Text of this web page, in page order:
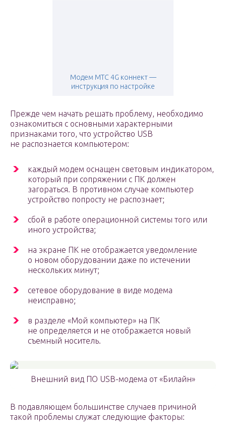
Модем МТС 4G коннект —
инструкция по настройке
Прежде чем начать решать проблему, необходимо
ознакомиться с основными характерными
признаками того, что устройство USB
не распознается компьютером:
каждый модем оснащен световым индикатором,
который при сопряжении с ПК должен
загораться. В противном случае компьютер
устройство попросту не распознает;
сбой в работе операционной системы того или
иного устройства;
на экране ПК не отображается уведомление
о новом оборудовании даже по истечении
нескольких минут;
сетевое оборудование в виде модема
неисправно;
в разделе «Мой компьютер» на ПК
не определяется и не отображается новый
съемный носитель.
Внешний вид ПО USB-модема от «Билайн»
В подавляющем большинстве случаев причиной
такой проблемы служат следующие факторы: